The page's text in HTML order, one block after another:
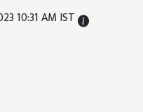
10:31 AM IST